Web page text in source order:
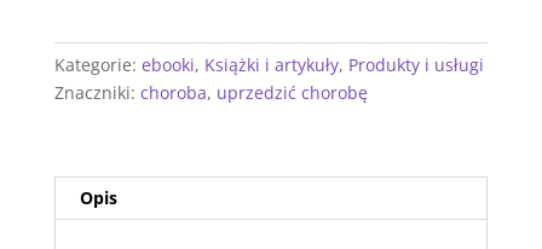
Kategorie: ebooki, Książki i artykuły, Produkty i usługi
Znaczniki: choroba, uprzedzić chorobę
Opis